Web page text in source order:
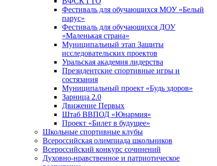
Фестиваль для обучающихся МОУ «Белый
парус»
Фестиваль для обучающихся ДОУ
«Маленькая страна»
Муниципальный этап Защиты
исследовательских проектов
Уральская академия лидерства
Президентские спортивные игры и
состязания
Муниципальный проект «Будь здоров»
Зарница 2.0
Движение Первых
Штаб ВВПОД «Юнармия»
Проект «Билет в будущее»
Школьные спортивные клубы
Всероссийская олимпиада школьников
Всероссийский конкурс сочинений
Духовно-нравственное и патриотическое